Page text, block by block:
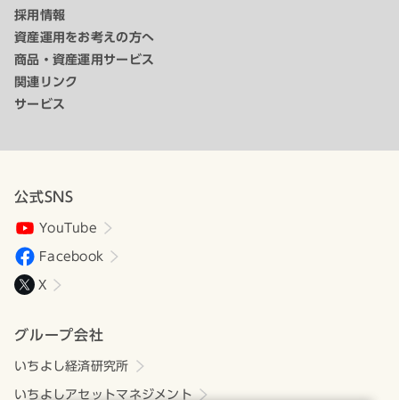
採用情報
資産運用をお考えの方へ
商品・資産運用サービス
関連リンク
サービス
公式SNS
YouTube
Facebook
X
グループ会社
いちよし経済研究所
いちよしアセットマネジメント